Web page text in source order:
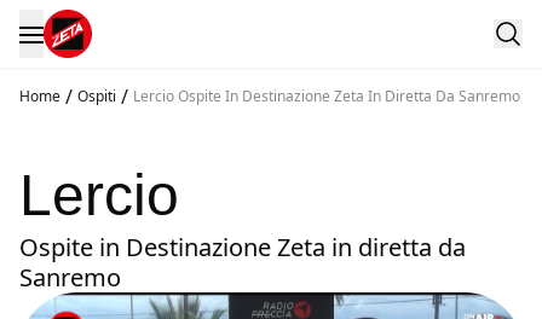
Home / Ospiti / Lercio Ospite In Destinazione Zeta In Diretta Da Sanremo
Lercio
Ospite in Destinazione Zeta in diretta da
Sanremo